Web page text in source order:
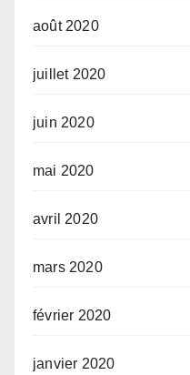
août 2020
juillet 2020
juin 2020
mai 2020
avril 2020
mars 2020
février 2020
janvier 2020